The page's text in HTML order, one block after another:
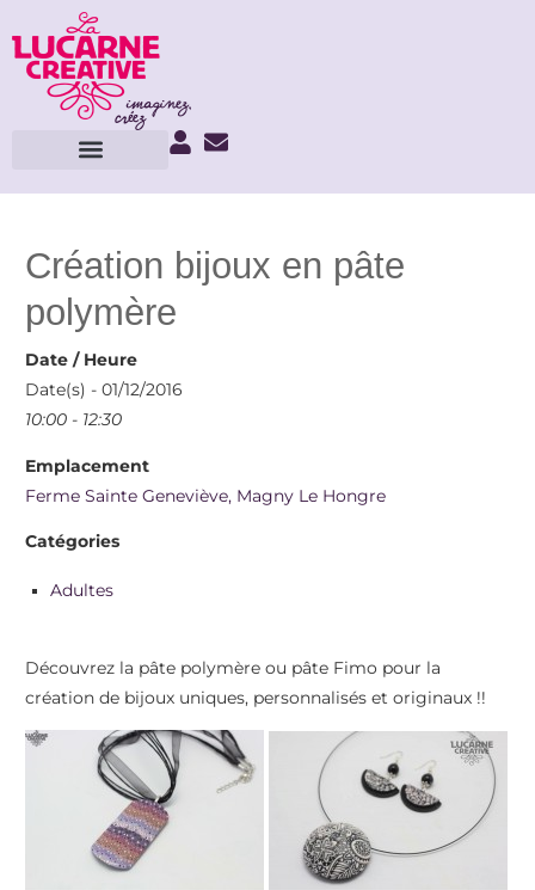
Création bijoux en pâte
polymère
Date / Heure
Date(s) - 01/12/2016
10:00 - 12:30
Emplacement
Ferme Sainte Geneviève, Magny Le Hongre
Catégories
Adultes
Découvrez la pâte polymère ou pâte Fimo pour la
création de bijoux uniques, personnalisés et originaux !!